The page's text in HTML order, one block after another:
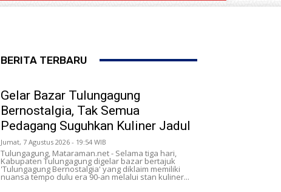
BERITA TERBARU
Gelar Bazar Tulungagung
Bernostalgia, Tak Semua
Pedagang Suguhkan Kuliner Jadul
Jumat, 7 Agustus 2026 - 19:54 WIB
Tulungagung, Mataraman.net - Selama tiga hari,
Kabupaten Tulungagung digelar bazar bertajuk
'Tulungagung Bernostalgia' yang diklaim memiliki
nuansa tempo dulu era 90-an melalui stan kuliner...